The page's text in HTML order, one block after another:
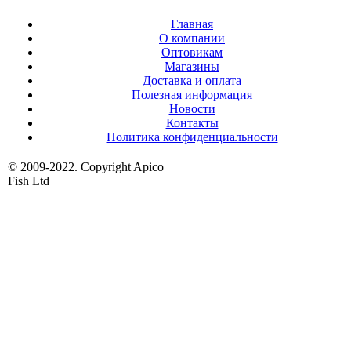
Главная
О компании
Оптовикам
Магазины
Доставка и оплата
Полезная информация
Новости
Контакты
Политика конфиденциальности
© 2009-2022. Copyright Apico
Fish Ltd